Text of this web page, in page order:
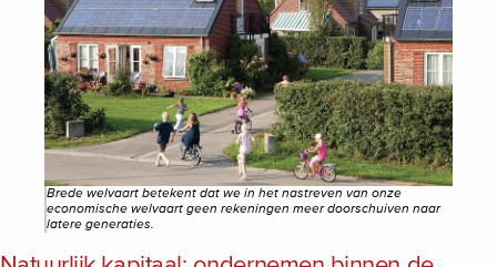
Brede welvaart betekent dat we in het nastreven van onze
economische welvaart geen rekeningen meer doorschuiven naar
latere generaties.